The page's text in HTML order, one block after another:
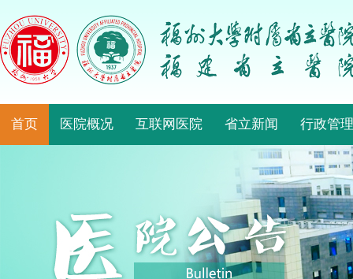
首页 医院概况 互联网医院 省立新闻 行政管理